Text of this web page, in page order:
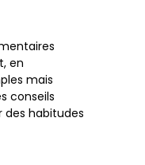
en
mais
conseils
habitudes